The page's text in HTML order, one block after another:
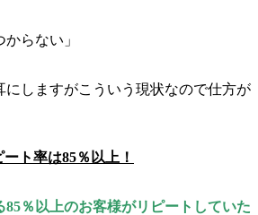
らない」
にしますがこういう現状なので仕方が
ト率は85％以上！
85％以上のお客様がリピートしていた